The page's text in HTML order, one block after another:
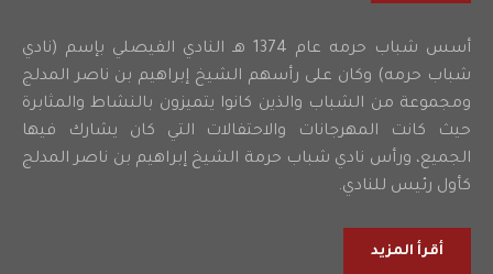
أسس شباب حرمه عام 1374 هـ النادي الفيصلي بإسم (نادي
شباب حرمه) وكان على رأسهم الشيخ إبراهيم بن ناصر المدلج
ومجموعة من الشباب والذين كانوا يتميزون بالنشاط والمثابرة
حيث كانت المهرجانات والاحتفالات التي كان يشارك فيها
الجميع، ورأس نادي شباب حرمة الشيخ إبراهيم بن ناصر المدلج
كأول رئيس للنادي.
أقرأ المزيد